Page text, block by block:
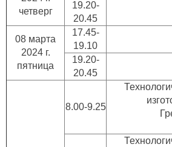
четверг
19.20-
20.45
08 марта
2024 г.
пятница
17.45-
19.10
19.20-
20.45
8.00-9.25